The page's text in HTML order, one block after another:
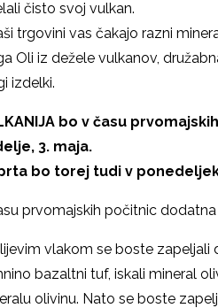
čisto svoj vulkan.
trgovini vas čakajo razni
Oli iz dežele vulkanov,
izdelki.
bo v času
3. maja.
bo torej tudi v
prvomajskih počitnic
vlakom se boste
bazaltni tuf, iskali mineral
olivinu. Nato se boste